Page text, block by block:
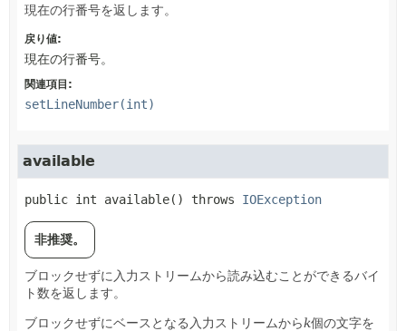
現在の行番号を返します。
戻り値:
現在の行番号。
関連項目:
setLineNumber(int)
available
public int available() throws IOException
非推奨。
ブロックせずに入力ストリームから読み込むことができるバイ
ト数を返します。
ブロックせずにベースとなる入力ストリームからk個の文字を